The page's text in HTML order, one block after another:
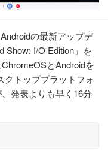
の最新アップデ
Show: I/O Edition」を
とAndroidを
クトッププラットフォ
発表よりも早く16分